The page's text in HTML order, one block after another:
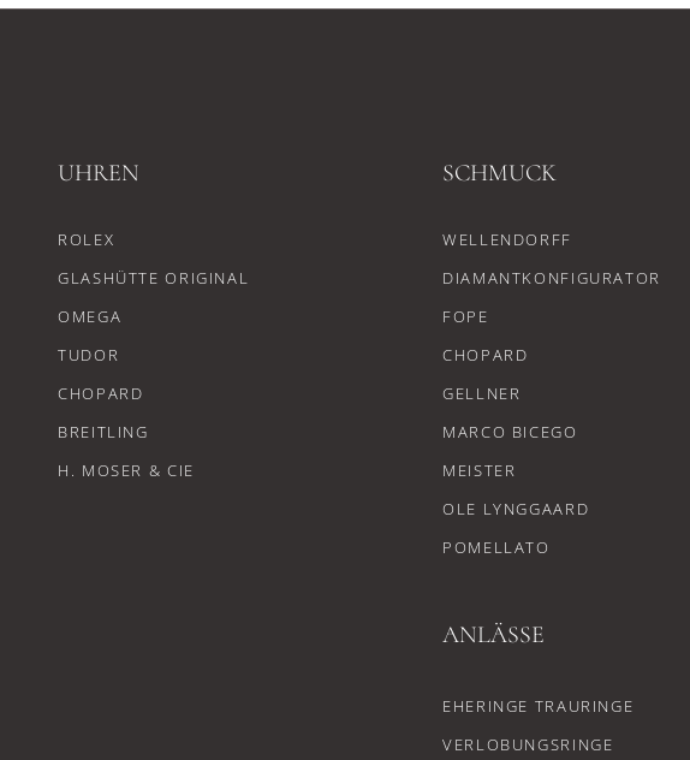
UHREN
ROLEX
GLASHÜTTE ORIGINAL
OMEGA
TUDOR
CHOPARD
BREITLING
H. MOSER & CIE
SCHMUCK
WELLENDORFF
DIAMANTKONFIGURATOR
FOPE
CHOPARD
GELLNER
MARCO BICEGO
MEISTER
OLE LYNGGAARD
POMELLATO
ANLÄSSE
EHERINGE TRAURINGE
VERLOBUNGSRINGE